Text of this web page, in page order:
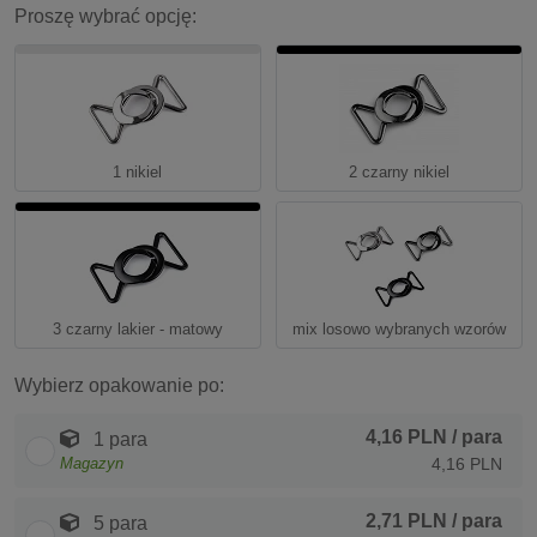
Proszę wybrać opcję:
1 nikiel 2 czarny nikiel
3 czarny lakier - matowy mix losowo wybranych wzorów
Wybierz opakowanie po:
1 para
Magazyn
4,16 PLN / para
4,16 PLN
5 para 2,71 PLN / para